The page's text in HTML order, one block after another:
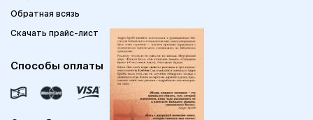
Обратная всязь
Скачать прайс-лист
Способы оплаты